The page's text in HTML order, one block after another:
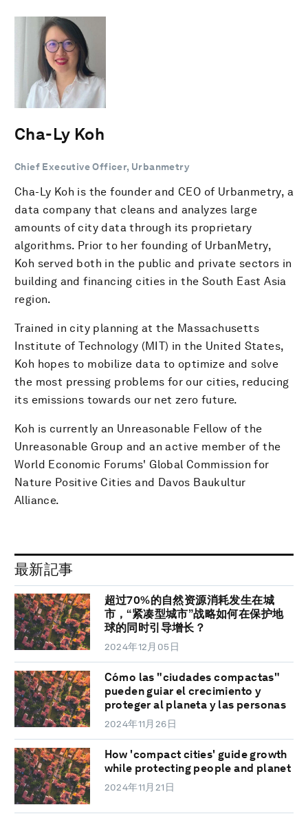
Cha-Ly Koh
Chief Executive Officer, Urbanmetry
Cha-Ly Koh is the founder and CEO of Urbanmetry, a
data company that cleans and analyzes large
amounts of city data through its proprietary
algorithms. Prior to her founding of UrbanMetry,
Koh served both in the public and private sectors in
building and financing cities in the South East Asia
region.
Trained in city planning at the Massachusetts
Institute of Technology (MIT) in the United States,
Koh hopes to mobilize data to optimize and solve
the most pressing problems for our cities, reducing
its emissions towards our net zero future.
Koh is currently an Unreasonable Fellow of the
Unreasonable Group and an active member of the
World Economic Forums' Global Commission for
Nature Positive Cities and Davos Baukultur
Alliance.
最新記事
超过70%的自然资源消耗发生在城
市，“紧凑型城市”战略如何在保护地
球的同时引导增长？
2024年12月05日
Cómo las "ciudades compactas"
pueden guiar el crecimiento y
proteger al planeta y las personas
2024年11月26日
How 'compact cities' guide growth
while protecting people and planet
2024年11月21日